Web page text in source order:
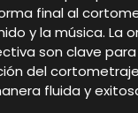
final al
y la música. La
son clave
del
fluida y